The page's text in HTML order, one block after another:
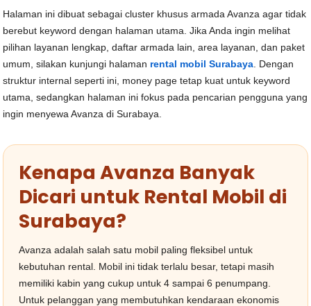
Halaman ini dibuat sebagai cluster khusus armada Avanza agar tidak
berebut keyword dengan halaman utama. Jika Anda ingin melihat
pilihan layanan lengkap, daftar armada lain, area layanan, dan paket
umum, silakan kunjungi halaman rental mobil Surabaya . Dengan
struktur internal seperti ini, money page tetap kuat untuk keyword
utama, sedangkan halaman ini fokus pada pencarian pengguna yang
ingin menyewa Avanza di Surabaya.
Kenapa Avanza Banyak
Dicari untuk Rental Mobil di
Surabaya?
Avanza adalah salah satu mobil paling fleksibel untuk
kebutuhan rental. Mobil ini tidak terlalu besar, tetapi masih
memiliki kabin yang cukup untuk 4 sampai 6 penumpang.
Untuk pelanggan yang membutuhkan kendaraan ekonomis